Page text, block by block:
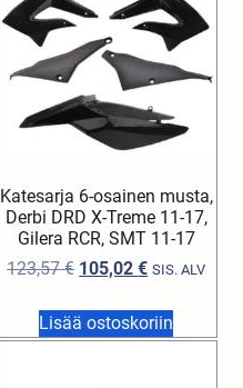
Katesarja 6-osainen musta,
Derbi DRD X-Treme 11-17,
Gilera RCR, SMT 11-17
123,57€ 105,02€ SIS. ALV
Lisää ostoskoriin